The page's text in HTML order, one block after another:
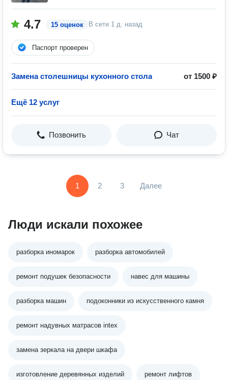
4.7 15 оценок В сети 1 д. назад
Паспорт проверен
Замена столешницы кухонного стола от 1500 ₽
Ещё 12 услуг
Позвонить Чат
1 2 3 Далее
Люди искали похожее
разборка иномарок разборка автомобилей
ремонт подушек безопасности навес для машины
разборка машин подоконники из искусственного камня
ремонт надувных матрасов intex
замена зеркала на двери шкафа
изготовление деревянных изделий ремонт лифтов